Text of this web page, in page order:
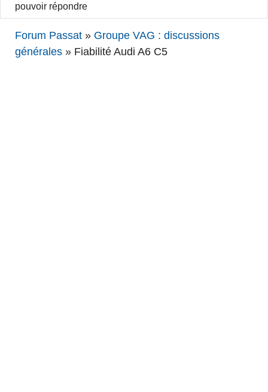
pouvoir répondre
Forum Passat » Groupe VAG : discussions
générales » Fiabilité Audi A6 C5